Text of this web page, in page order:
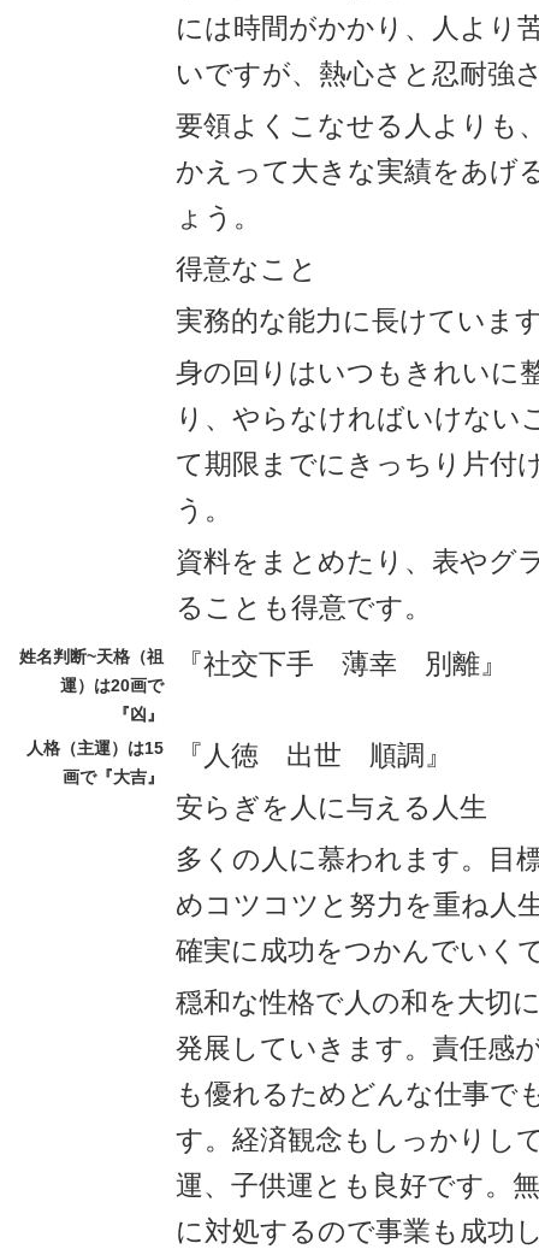
には時間がかかり、人より
いですが、熱心さと忍耐強
要領よくこなせる人よりも
かえって大きな実績をあげ
ょう。
得意なこと
実務的な能力に長けていま
身の回りはいつもきれいに
り、やらなければいけない
て期限までにきっちり片付
う。
資料をまとめたり、表やグ
ることも得意です。
姓名判断~天格（祖
運）は20画で
『凶』
『社交下手 薄幸 別離』
人格（主運）は15
画で『大吉』
『人徳 出世 順調』
安らぎを人に与える人生
多くの人に慕われます。目
めコツコツと努力を重ね人
確実に成功をつかんでいく
穏和な性格で人の和を大切
発展していきます。責任感
も優れるためどんな仕事で
す。経済観念もしっかりし
運、子供運とも良好です。
に対処するので事業も成功